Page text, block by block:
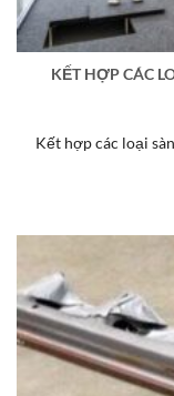
KẾT HỢP CÁC
Kết hợp các loại